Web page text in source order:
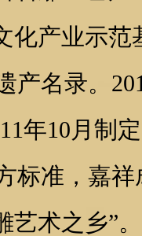
化产业示
产名录。
年10月制
标准，嘉
艺术之乡”。